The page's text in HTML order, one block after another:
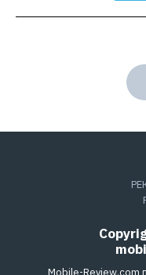
Mobile-Review.com